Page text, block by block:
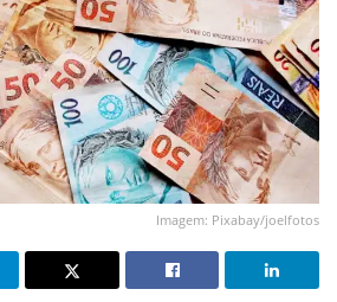
Imagem: Pixabay/joelfotos